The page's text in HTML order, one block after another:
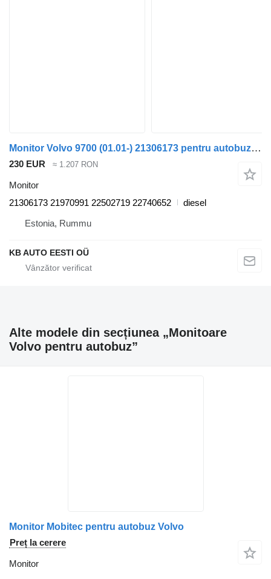
Monitor Volvo 9700 (01.01-) 21306173 pentru autobuz Volvo 7700-9900 bus (1999-)
230 EUR ≈ 1.207 RON
Monitor
21306173 21970991 22502719 22740652
diesel
Estonia, Rummu
KB AUTO EESTI OÜ
Alte modele din secțiunea „Monitoare
Volvo pentru autobuz”
Monitor Mobitec pentru autobuz Volvo
Preț la cerere
Monitor